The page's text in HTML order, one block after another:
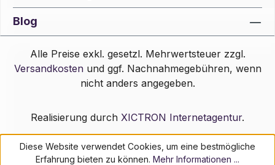
Blog
Alle Preise exkl. gesetzl. Mehrwertsteuer zzgl.
Versandkostenund ggf. Nachnahmegebühren, wenn
nicht anders angegeben.
Realisierung durch XICTRON Internetagentur.
Diese Website verwendet Cookies, um eine bestmögliche
Erfahrung bieten zu können. Mehr Informationen ...